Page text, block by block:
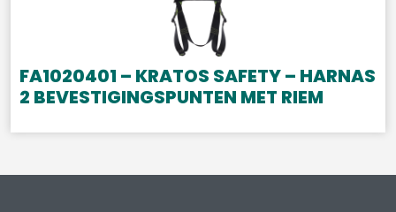
FA1020401 – KRATOS SAFETY – HARNAS
2 BEVESTIGINGSPUNTEN MET RIEM